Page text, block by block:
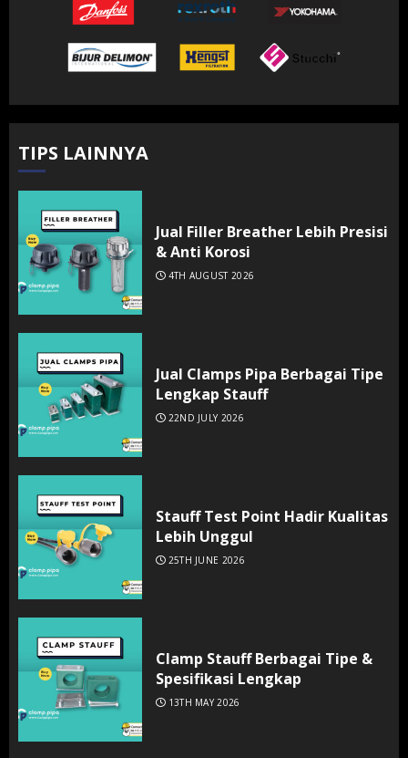
TIPS LAINNYA
Jual Filler Breather Lebih Presisi
& Anti Korosi
4TH AUGUST 2026
Jual Clamps Pipa Berbagai Tipe
Lengkap Stauff
22ND JULY 2026
Stauff Test Point Hadir Kualitas
Lebih Unggul
25TH JUNE 2026
Clamp Stauff Berbagai Tipe &
Spesifikasi Lengkap
13TH MAY 2026